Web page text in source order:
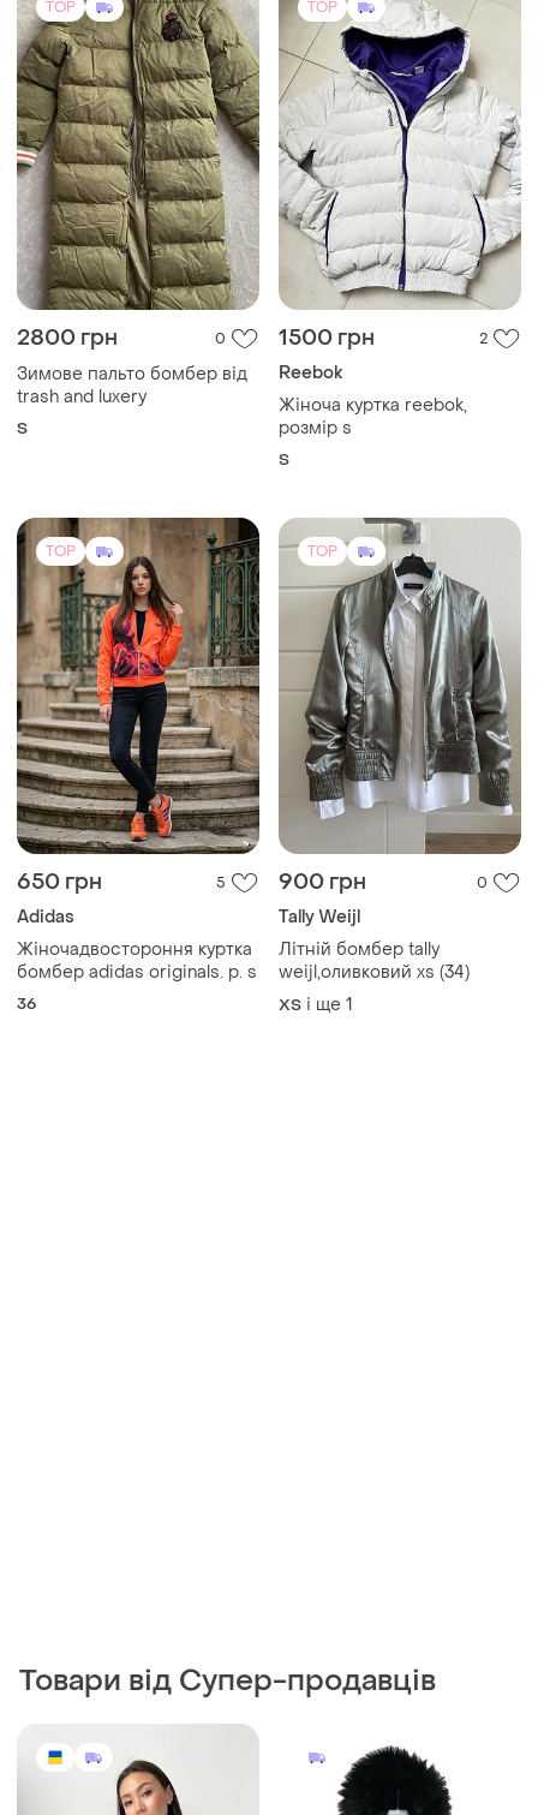
TOP
2800 грн 0
Зимове пальто бомбер від
trash and luxery
S
TOP
1500 грн 2
Reebok
Жіноча куртка reebok,
розмір s
S
TOP
650 грн 5
Adidas
Жіночадвостороння куртка
бомбер adidas originals. р. s
36
TOP
900 грн 0
Tally Weijl
Літній бомбер tally
weijl,оливковий xs (34)
ХS і ще 1
Товари від Супер-продавців